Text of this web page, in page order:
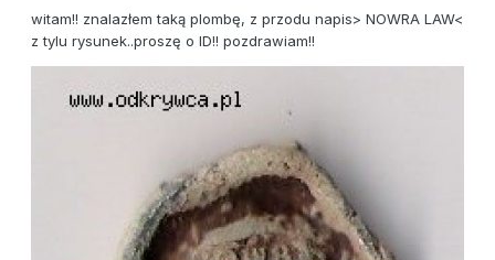
witam!! znalazłem taką plombę, z przodu napis> NOWRA LAW<
z tylu rysunek..proszę o ID!! pozdrawiam!!